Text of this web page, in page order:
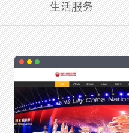
生活服务